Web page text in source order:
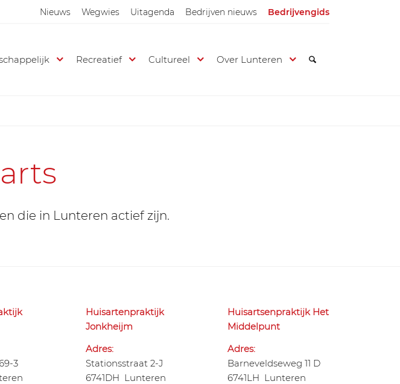
Nieuws Wegwies Uitagenda Bedrijven nieuws Bedrijvengids
Recreatief Cultureel Over Lunteren
die in Lunteren actief zijn.
3
Huisartenpraktijk
Jonkheijm
Adres:
Stationsstraat 2-J
6741DH Lunteren
Huisartsenpraktijk Het
Middelpunt
Adres:
Barneveldseweg 11 D
6741LH Lunteren